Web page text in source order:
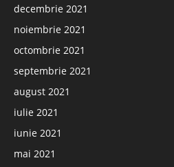
decembrie 2021
noiembrie 2021
octombrie 2021
septembrie 2021
august 2021
iulie 2021
iunie 2021
mai 2021